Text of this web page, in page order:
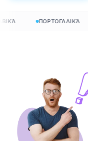
ΠΟΡΤΟΓΑΛΙΚΆ